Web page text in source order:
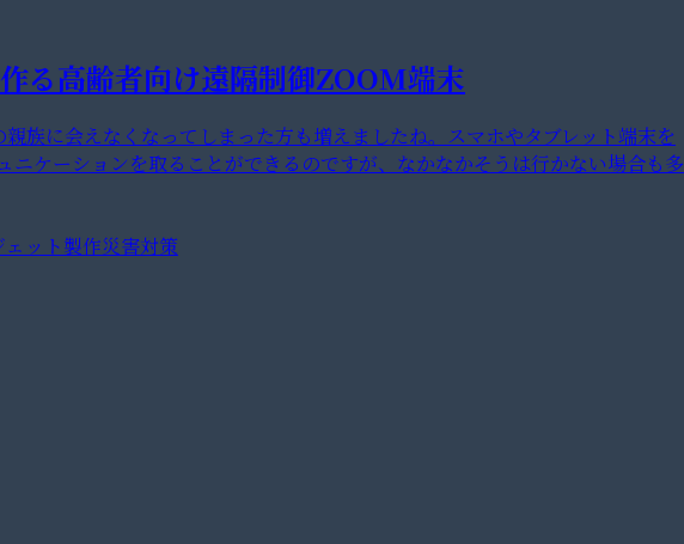
る高齢者向け遠隔制御ZOOM端末
族に会えなくなってしまった方も増えましたね。スマホやタブレット端末を
ケーションを取ることができるのですが、なかなかそうは行かない場合も多
ェット製作災害対策